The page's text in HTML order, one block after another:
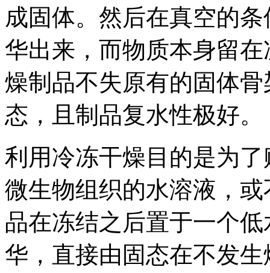
成固体。然后在真空的
华出来，而物质本身留
燥制品不失原有的固体
态，且制品复水性极好。
利用冷冻干燥目的是为
微生物组织的水溶液，
品在冻结之后置于一个
华，直接由固态在不发